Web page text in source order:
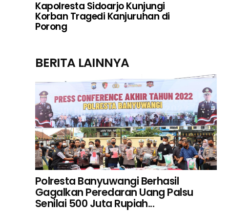
Kapolresta Sidoarjo Kunjungi
Korban Tragedi Kanjuruhan di
Porong
BERITA LAINNYA
Polresta Banyuwangi Berhasil
Gagalkan Peredaran Uang Palsu
Senilai 500 Juta Rupiah...